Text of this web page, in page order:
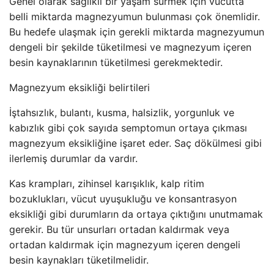
belli miktarda magnezyumun bulunması çok önemlidir.
Bu hedefe ulaşmak için gerekli miktarda magnezyumun
dengeli bir şekilde tüketilmesi ve magnezyum içeren
besin kaynaklarının tüketilmesi gerekmektedir.
Magnezyum eksikliği belirtileri
İştahsızlık, bulantı, kusma, halsizlik, yorgunluk ve
kabızlık gibi çok sayıda semptomun ortaya çıkması
magnezyum eksikliğine işaret eder. Saç dökülmesi gibi
ilerlemiş durumlar da vardır.
Kas krampları, zihinsel karışıklık, kalp ritim
bozuklukları, vücut uyuşukluğu ve konsantrasyon
eksikliği gibi durumların da ortaya çıktığını unutmamak
gerekir. Bu tür unsurları ortadan kaldırmak veya
ortadan kaldırmak için magnezyum içeren dengeli
besin kaynakları tüketilmelidir.